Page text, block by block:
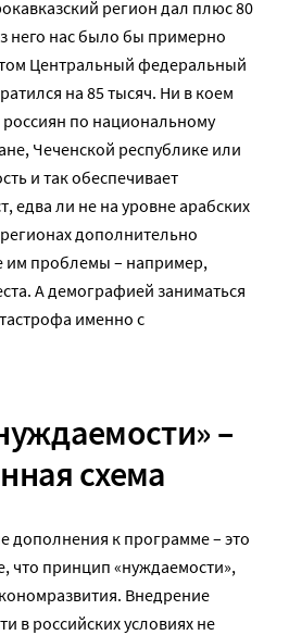
регион дал плюс 80
него нас было бы примерно
Центральный федеральный
на 85 тысяч. Ни в коем
россиян по национальному
Чеченской республике или
и так обеспечивает
едва ли не на уровне арабских
дополнительно
им проблемы – например,
А демографией заниматься
именно с
–
схема
дополнения к программе – это
что принцип «нуждаемости»,
Внедрение
в российских условиях не